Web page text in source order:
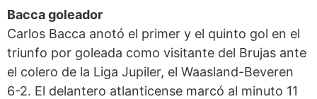
Bacca goleador
Carlos Bacca anotó el primer y el quinto gol en el
triunfo por goleada como visitante del Brujas ante
el colero de la Liga Jupiler, el Waasland-Beveren
6-2. El delantero atlanticense marcó al minuto 11